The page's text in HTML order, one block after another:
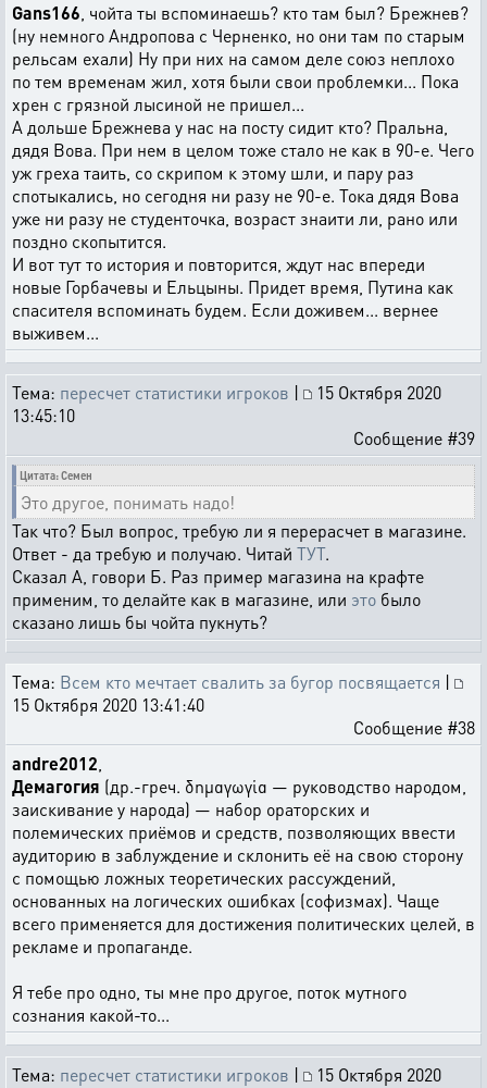
Gans166 , чойта ты вспоминаешь? кто там был? Брежнев?
(ну немного Андропова с Черненко, но они там по старым
рельсам ехали) Ну при них на самом деле союз неплохо
по тем временам жил, хотя были свои проблемки... Пока
хрен с грязной лысиной не пришел...
А дольше Брежнева у нас на посту сидит кто? Пральна,
дядя Вова. При нем в целом тоже стало не как в 90-е. Чего
уж греха таить, со скрипом к этому шли, и пару раз
спотыкались, но сегодня ни разу не 90-е. Тока дядя Вова
уже ни разу не студенточка, возраст знаити ли, рано или
поздно скопытится.
И вот тут то история и повторится, ждут нас впереди
новые Горбачевы и Ельцыны. Придет время, Путина как
спасителя вспоминать будем. Если доживем... вернее
выживем...
Тема: пересчет статистики игроков |
15 Октября 2020
13:45:10
Сообщение #39
Цитата: Семен
Это другое, понимать надо!
Так что? Был вопрос, требую ли я перерасчет в магазине.
Ответ - да требую и получаю. Читай ТУТ.
Сказал А, говори Б. Раз пример магазина на крафте
применим, то делайте как в магазине, или это было
сказано лишь бы чойта пукнуть?
Тема: Всем кто мечтает свалить за бугор посвящается |
15 Октября 2020 13:41:40
Сообщение #38
andre2012
Демагогия (др.-греч. δημαγωγία — руководство народом,
заискивание у народа) — набор ораторских и
полемических приёмов и средств, позволяющих ввести
аудиторию в заблуждение и склонить её на свою сторону
с помощью ложных теоретических рассуждений,
основанных на логических ошибках (софизмах). Чаще
всего применяется для достижения политических целей, в
рекламе и пропаганде.
Я тебе про одно, ты мне про другое, поток мутного
сознания какой-то...
Тема: пересчет статистики игроков |
15 Октября 2020